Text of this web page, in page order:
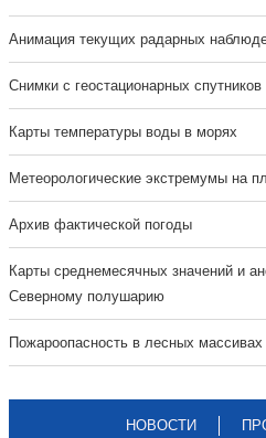
Анимация текущих радарных
Cнимки с геостационарных спутников
Карты температуры воды в морях
Метеорологические экстремумы на
Архив фактической погоды
Карты среднемесячных значений и
Северному полушарию
Пожароопасность в лесных массивах
НОВОСТИ